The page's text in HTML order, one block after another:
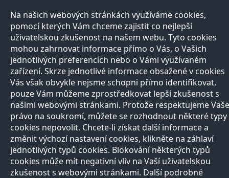
Na našich webových stránkách využíváme cookies,
pomocí kterých Vám chceme zajistit co nejlepší
uživatelskou zkušenost na našem webu. Tyto cookies
mohou zahrnovat informace přímo o Vás, o Vašich
jednotlivých preferencích nebo o Vámi využívaném
zařízení. Skrze jednotlivé informace obsažené v cookies
Vás však obvykle nejsme schopni přímo identifikovat,
pouze Vám můžeme zprostředkovat lepší zkušenost s
našimi webovými stránkami. Protože respektujeme Vaše
právo na soukromí, můžete se rozhodnout některé typy
cookies nepovolit. Chcete-li získat další informace a
změnit výchozí nastavení cookies, klikněte na záhlaví
jednotlivých typů cookies. Blokování některých typů
cookies může mít negativní vliv na Vaší uživatelskou
zkušenost s webovými stránkami. Další podrobné